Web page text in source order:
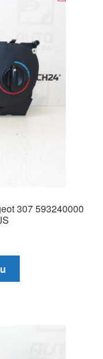
307 593240000